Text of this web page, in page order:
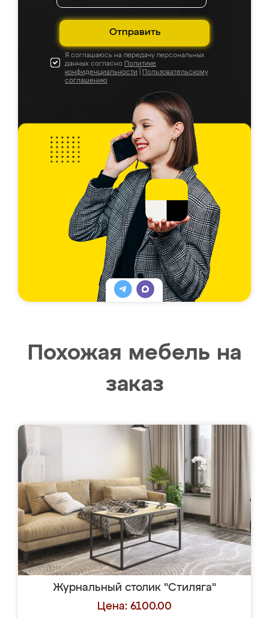
Отправить
Я соглашаюсь на передачу персональных
данных согласно Политике
конфиденциальности
Пользовательскому
соглашению
Похожая мебель на
заказ
Журнальный столик "Стиляга"
Цена: 6100.00